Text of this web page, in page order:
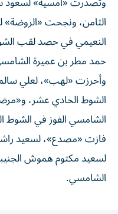
الثامن، ونجحت
النعيمي في حصد لقب
حمد مطر بن عميرة
وأحرزت «لهب»، لعلي
الشوط الحادي عشر،
الشامسي الفوز في الشوط
فازت «مصدع»، لسعيد
لسعيد مكتوم هموش
الشامسي.